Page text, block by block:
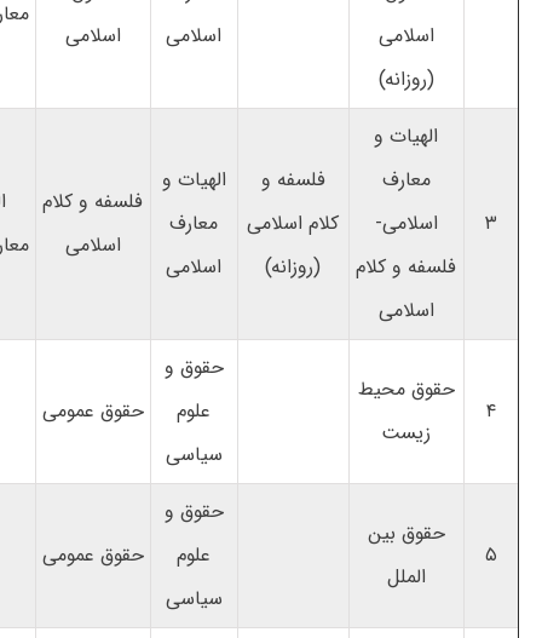
اسلامی
(روزانه)
اسلامی
اسلامی
۳
الهیات و
معارف
اسلامی-
فلسفه و کلام
اسلامی
فلسفه و
کلام اسلامی
(روزانه)
الهیات و
معارف
اسلامی
فلسفه و کلام
اسلامی
۴
حقوق محیط
زیست
حقوق و
علوم
سیاسی
حقوق عمومی
۵
حقوق بین
الملل
حقوق و
علوم
سیاسی
حقوق عمومی